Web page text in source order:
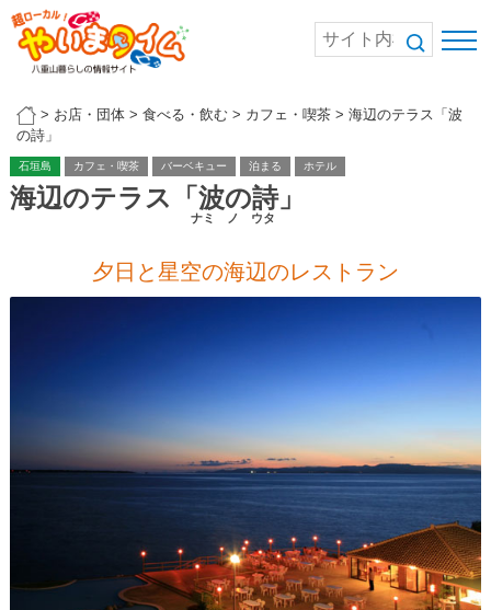
> お店・団体> 食べる・飲む > カフェ・喫茶> 海辺のテラス「波
の詩」
石垣島 カフェ・喫茶 バーベキュー 泊まる ホテル
海辺のテラス「波の詩」
ナミ ノ ウタ
夕日と星空の海辺のレストラン